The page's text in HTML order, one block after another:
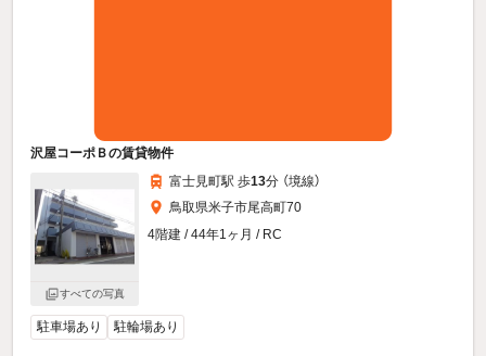
沢屋コーポＢの賃貸物件
すべての写真
富士見町駅 歩13分 （境線）
鳥取県米子市尾高町70
4階建 / 44年1ヶ月 / RC
駐車場あり 駐輪場あり